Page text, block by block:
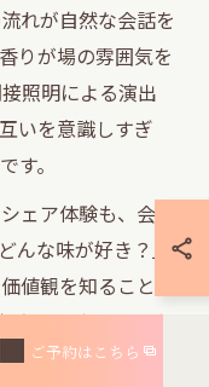
れが自然な会話を
りが場の雰囲気を
照明による演出
いを意識しすぎ
す。
ェア体験も、会話
んな味が好き？」
値観を知ることが
心者同士でもスタ
が途切れる心配も
ご予約はこちら